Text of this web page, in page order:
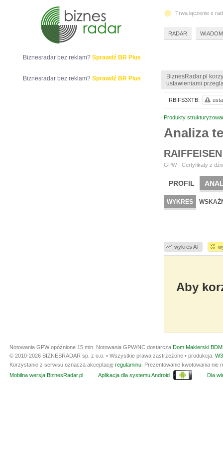
BiznesRadar.pl
ustawieniami
Produkty
Analiza
GPW - Certyfikaty z
PROFIL
WYKRES
wykres AT
Aby
RBIFS3XTB:
Biznesradar bez reklam? Sprawdź BR Plus
Biznesradar bez reklam? Sprawdź BR Plus
Trwa łączenie z
RADAR
Notowania GPW opóźnione 15 min. Notowania GPW/NC dostarcza Dom Maklerski
© 2010-2026 BIZNESRADAR sp. z o.o. • Wszystkie prawa zastrzeżone • produkcja:
Korzystanie z serwisu oznacza akceptację regulaminu . Prezentowanie kwotowania
Mobilna wersja BiznesRadar.pl
Aplikacja dla systemu Android Dla